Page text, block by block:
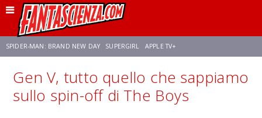
SPIDER-MAN: BRAND NEW DAY SUPERGIRL APPLE TV+
FRANCO RICCIARDIELLO ZENDAYA AVENGERS: DOOMSDAY STAR TREK
Gen V, tutto quello che sappiamo
sullo spin-off di The Boys